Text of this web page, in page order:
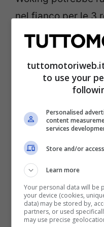
nel fianco per le 3
defilata, oramai,
chiuderà, salvo
della graduatoria.
Interlagos
La tappa
sfide mondiali in
forte incertezza
perfetto scenario
campionato con
to use your
Personalised
content
services
Store and/or
Learn more
Your personal data will be
your device (cookies,
data) may be stored by,
partners, or used
may use precise